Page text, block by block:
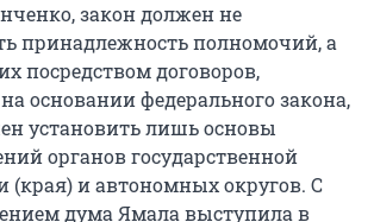
закон должен не
принадлежность полномочий, а
посредством договоров,
основании федерального закона,
установить лишь основы
органов государственной
(края) и автономных округов. С
дума Ямала выступила в